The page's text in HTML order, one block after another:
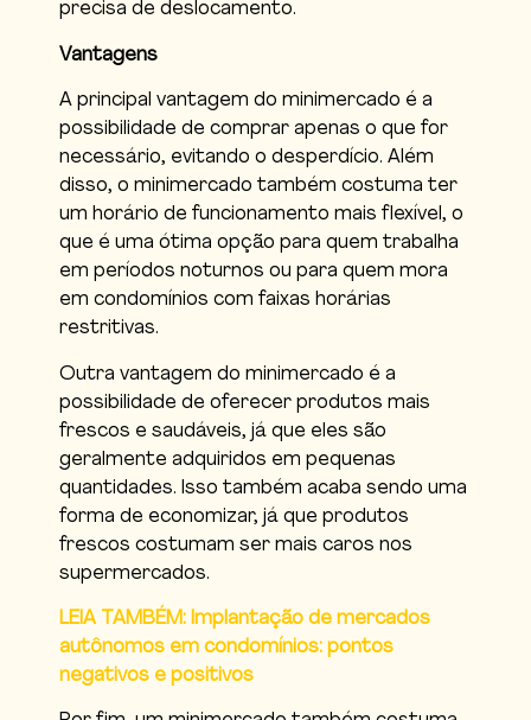
precisa de deslocamento.
Vantagens
A principal vantagem do minimercado é a
possibilidade de comprar apenas o que for
necessário, evitando o desperdício. Além
disso, o minimercado também costuma ter
um horário de funcionamento mais flexível, o
que é uma ótima opção para quem trabalha
em períodos noturnos ou para quem mora
em condomínios com faixas horárias
restritivas.
Outra vantagem do minimercado é a
possibilidade de oferecer produtos mais
frescos e saudáveis, já que eles são
geralmente adquiridos em pequenas
quantidades. Isso também acaba sendo uma
forma de economizar, já que produtos
frescos costumam ser mais caros nos
supermercados.
LEIA TAMBÉM: Implantação de mercados
autônomos em condomínios: pontos
negativos e positivos